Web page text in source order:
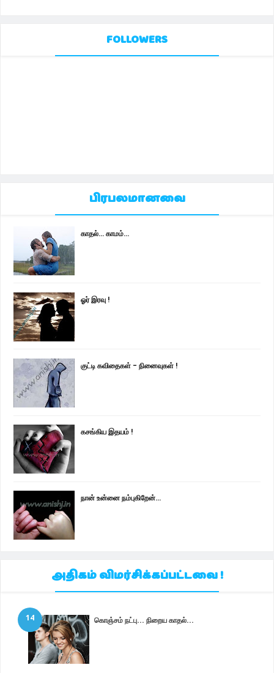
FOLLOWERS
பிரபலமானவை
காதல்... காமம்...
ஓர் இரவு !
குட்டி கவிதைகள் - நினைவுகள் !
கசங்கிய இதயம் !
நான் உன்னை நம்புகிறேன்...
அதிகம் விமர்சிக்கப்பட்டவை !
கொஞ்சம் நட்பு... நிறைய காதல்...
14